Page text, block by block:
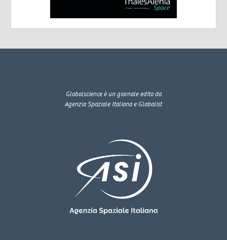
Globalscienceè un giornale edito da
Agenzia Spaziale Italiana e Globalist